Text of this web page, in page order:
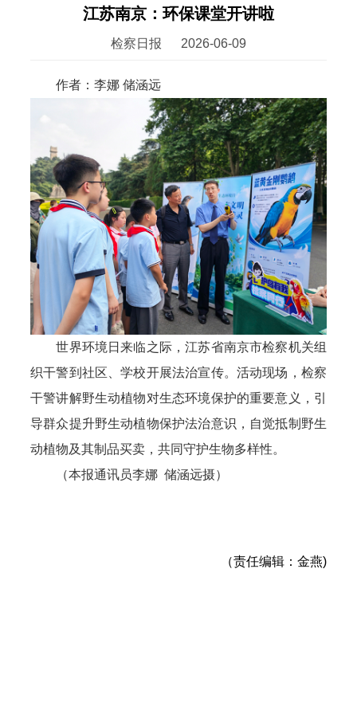
江苏南京：环保课堂开讲啦
检察日报 2026-06-09
作者：李娜 储涵远
世界环境日来临之际，江苏省南京市检察机关组
织干警到社区、学校开展法治宣传。活动现场，检察
干警讲解野生动植物对生态环境保护的重要意义，引
导群众提升野生动植物保护法治意识，自觉抵制野生
动植物及其制品买卖，共同守护生物多样性。
（本报通讯员李娜 储涵远摄）
（责任编辑：金燕)